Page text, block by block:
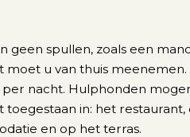
geen spullen, zoals een
moet u van thuis
nacht. Hulphonden
toegestaan in: het restaurant,
en op het terras.